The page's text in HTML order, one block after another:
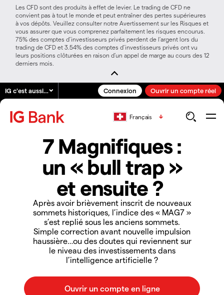
Les CFD sont des produits à effet de levier. Le trading de CFD ne
convient pas à tout le monde et peut entraîner des pertes supérieures
à vos dépôts. Veuillez consulter notre Avertissement sur les Risques et
vous assurer que vous comprenez parfaitement les risques encourus.
75% des comptes d’investisseurs privés perdent de l’argent lors du
trading de CFD et 3.54% des comptes d’investisseurs privés ont vu
leurs positions clôturées en raison d’un appel de marge au cours des 12
derniers mois.
IG c'est aussi… Connexion Ouvrir un compte réel
Français
7 Magnifiques :
un « bull trap »
et ensuite ?
Après avoir brièvement inscrit de nouveaux
sommets historiques, l’indice des « MAG7 »
s’est replié sous les anciens sommets.
Simple correction avant nouvelle impulsion
haussière…ou des doutes qui reviennent sur
le niveau des investissements dans
l’intelligence artificielle ?